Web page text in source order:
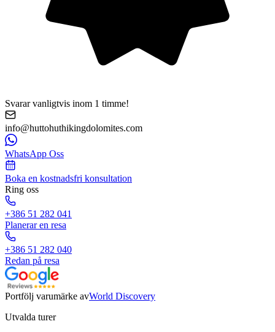
Svarar vanligtvis inom 1 timme!
info@huttohuthikingdolomites.com
WhatsApp Oss
Boka en kostnadsfri konsultation
Ring oss
+386 51 282 041
Planerar en resa
+386 51 282 040
Redan på resa
Portfölj varumärke avWorld Discovery
Utvalda turer